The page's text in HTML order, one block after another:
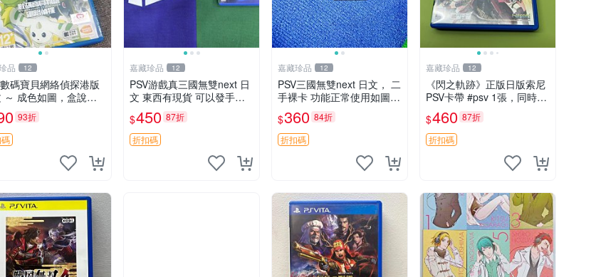
品 12
碼寶貝網絡偵探港版
～ 成色如圖，盒說全
有現貨 可以發
93折
嘉藏珍品 12
PSV游戲真三國無雙next 日
文 東西有現貨 可以發手物
品 無質量問題售不退不換
$450 87折
折扣碼
嘉藏珍品 12
PSV三國無雙next 日文， 二
手裸卡 功能正常使用如圖所
示 需要的朋友
$360 84折
折扣碼
嘉藏珍品 12
《閃之軌跡》正版日版索尼
PSV卡帶 #psv 1張，同時購
第二張起可減張， 成色如
圖，原相機拍攝，一卡一
拍，因相機，光線環境等因
素，成色可能與實物略微
$460 87折
折扣碼